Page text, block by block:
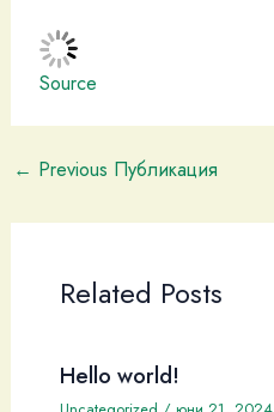
Source
← Previous Публикация
Related Posts
Hello world!